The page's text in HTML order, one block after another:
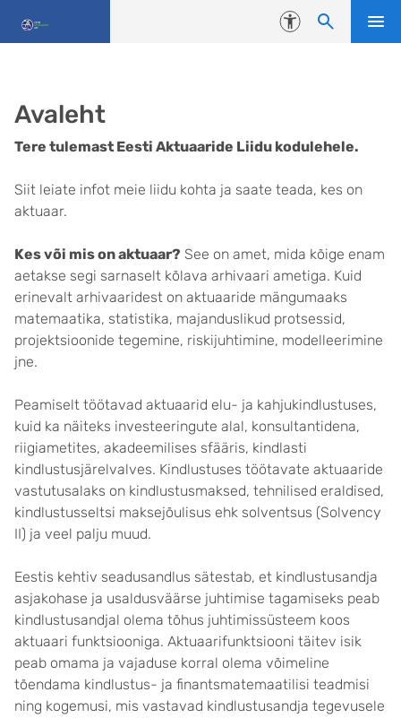
Juurdepääsetavus
Avaleht
Tere tulemast Eesti Aktuaaride Liidu kodulehele.
Siit leiate infot meie liidu kohta ja saate teada, kes on
aktuaar.
Kes või mis on aktuaar? See on amet, mida kõige enam
aetakse segi sarnaselt kõlava arhivaari ametiga. Kuid
erinevalt arhivaaridest on aktuaaride mängumaaks
matemaatika, statistika, majanduslikud protsessid,
projektsioonide tegemine, riskijuhtimine, modelleerimine
jne.
Peamiselt töötavad aktuaarid elu- ja kahjukindlustuses,
kuid ka näiteks investeeringute alal, konsultantidena,
riigiametites, akadeemilises sfääris, kindlasti
kindlustusjärelvalves. Kindlustuses töötavate aktuaaride
vastutusalaks on kindlustusmaksed, tehnilised eraldised,
kindlustusseltsi maksejõulisus ehk solventsus (Solvency
II) ja veel palju muud.
Eestis kehtiv seadusandlus sätestab, et kindlustusandja
asjakohase ja usaldusväärse juhtimise tagamiseks peab
kindlustusandjal olema tõhus juhtimissüsteem koos
aktuaari funktsiooniga. Aktuaarifunktsiooni täitev isik
peab omama ja vajaduse korral olema võimeline
tõendama kindlustus- ja finantsmatemaatilisi teadmisi
ning kogemusi, mis vastavad kindlustusandja tegevusele